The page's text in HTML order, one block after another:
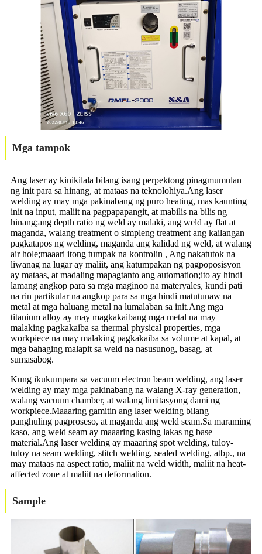
Mga tampok
Ang laser ay kinikilala bilang isang perpektong pinagmumulan
ng init para sa hinang, at mataas na teknolohiya.Ang laser
welding ay may mga pakinabang ng puro heating, mas kaunting
init na input, maliit na pagpapapangit, at mabilis na bilis ng
hinang;ang depth ratio ng weld ay malaki, ang weld ay flat at
maganda, walang treatment o simpleng treatment ang kailangan
pagkatapos ng welding, maganda ang kalidad ng weld, at walang
air hole;maaari itong tumpak na kontrolin , Ang nakatutok na
liwanag na lugar ay maliit, ang katumpakan ng pagpoposisyon
ay mataas, at madaling mapagtanto ang automation;ito ay hindi
lamang angkop para sa mga maginoo na materyales, kundi pati
na rin partikular na angkop para sa mga hindi matutunaw na
metal at mga haluang metal na lumalaban sa init.Ang mga
titanium alloy ay may magkakaibang mga metal na may
malaking pagkakaiba sa thermal physical properties, mga
workpiece na may malaking pagkakaiba sa volume at kapal, at
mga bahaging malapit sa weld na nasusunog, basag, at
sumasabog.
Kung ikukumpara sa vacuum electron beam welding, ang laser
welding ay may mga pakinabang na walang X-ray generation,
walang vacuum chamber, at walang limitasyong dami ng
workpiece.Maaaring gamitin ang laser welding bilang
panghuling pagproseso, at maganda ang weld seam.Sa maraming
kaso, ang weld seam ay maaaring kasing lakas ng base
material.Ang laser welding ay maaaring spot welding, tuloy-
tuloy na seam welding, stitch welding, sealed welding, atbp., na
may mataas na aspect ratio, maliit na weld width, maliit na heat-
affected zone at maliit na deformation.
Sample